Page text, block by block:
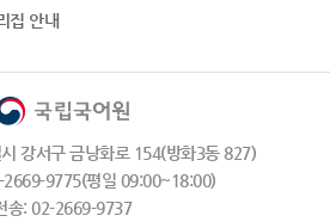
집 안내
강서구 금낭화로 154(방화3동 827)
2669-9775(평일 09:00~18:00)
송: 02-2669-9737